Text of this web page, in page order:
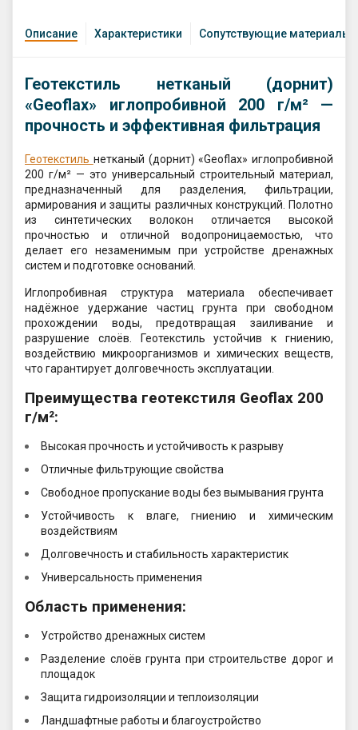
Описание Характеристики Сопутствующие материалы
Геотекстиль нетканый (дорнит)
«Geoflax» иглопробивной 200 г/м² —
прочность и эффективная фильтрация
Геотекстиль нетканый (дорнит) «Geoflax» иглопробивной
200 г/м² — это универсальный строительный материал,
предназначенный для разделения, фильтрации,
армирования и защиты различных конструкций. Полотно
из синтетических волокон отличается высокой
прочностью и отличной водопроницаемостью, что
делает его незаменимым при устройстве дренажных
систем и подготовке оснований.
Иглопробивная структура материала обеспечивает
надёжное удержание частиц грунта при свободном
прохождении воды, предотвращая заиливание и
разрушение слоёв. Геотекстиль устойчив к гниению,
воздействию микроорганизмов и химических веществ,
что гарантирует долговечность эксплуатации.
Преимущества геотекстиля Geoflax 200
г/м²:
Высокая прочность и устойчивость к разрыву
Отличные фильтрующие свойства
Свободное пропускание воды без вымывания грунта
Устойчивость к влаге, гниению и химическим
воздействиям
Долговечность и стабильность характеристик
Универсальность применения
Область применения:
Устройство дренажных систем
Разделение слоёв грунта при строительстве дорог и
площадок
Защита гидроизоляции и теплоизоляции
Ландшафтные работы и благоустройство